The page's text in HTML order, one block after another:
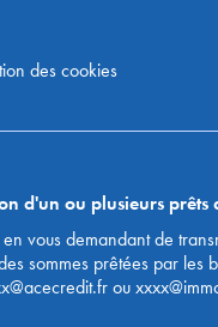
des cookies
d'un ou plusieurs prêts
vous demandant de
sommes prêtées par les
ou